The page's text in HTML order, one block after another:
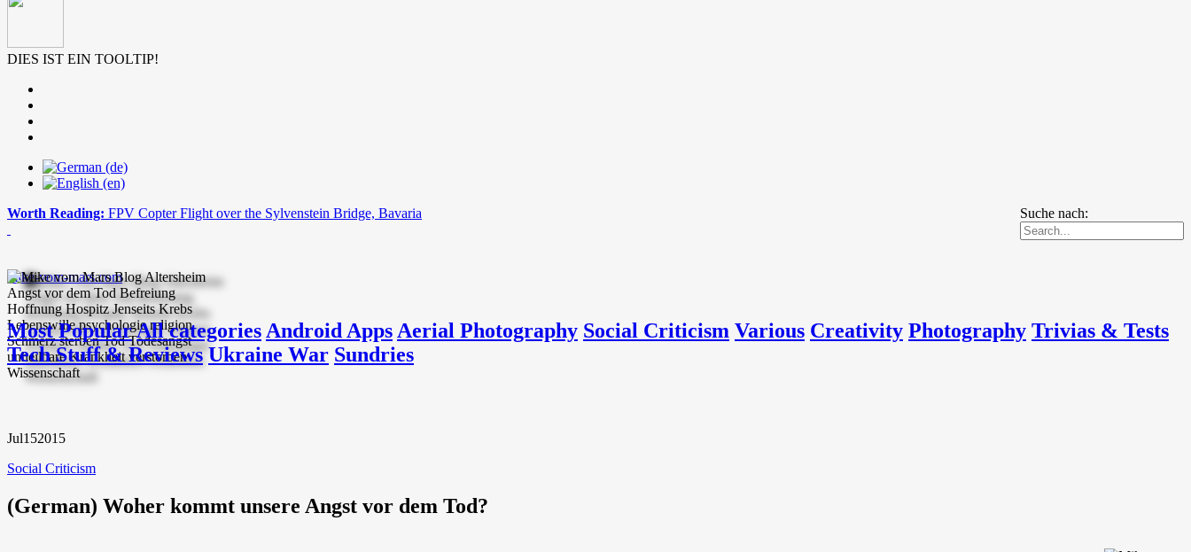
DIES IST EIN TOOLTIP!
Suche nach:
Worth Reading: FPV Copter Flight over the Sylvenstein Bridge, Bavaria
mike-vom-mars.com
Most PopularAll categories Android Apps Aerial Photography Social Criticism Various Creativity Photography Trivias & Tests
Tech Stuff & Reviews Ukraine War Sundries
Jul152015
Social Criticism
(German) Woher kommt unsere Angst vor dem Tod?